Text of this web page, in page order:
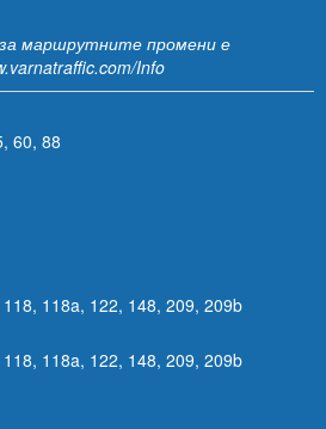
маршрутните промени е
Info
, 60, 88
118, 118a, 122, 148, 209, 209b
118, 118a, 122, 148, 209, 209b